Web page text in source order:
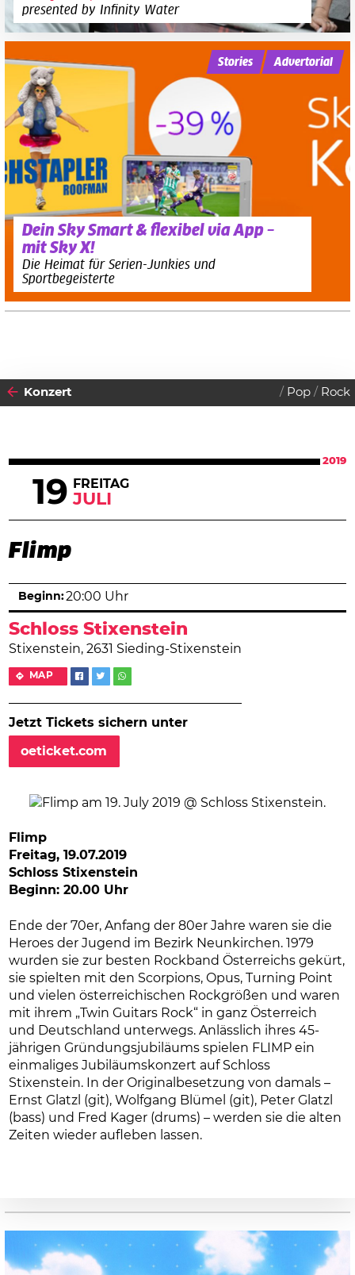
presented by Infinity Water
Dein Sky Smart & flexibel via App –
mit Sky X!
Die Heimat für Serien-Junkies und
Sportbegeisterte
Stories Advertorial
Konzert Pop Rock
2019
19 FREITAG
JULI
Flimp
Schloss Stixenstein
Stixenstein, 2631 Sieding-Stixenstein
MAP
Jetzt Tickets sichern unter
oeticket.com
Beginn:20:00 Uhr
Flimp
Freitag, 19.07.2019
Schloss Stixenstein
Beginn: 20.00 Uhr
Ende der 70er, Anfang der 80er Jahre waren sie die
Heroes der Jugend im Bezirk Neunkirchen. 1979
wurden sie zur besten Rockband Österreichs gekürt,
sie spielten mit den Scorpions, Opus, Turning Point
und vielen österreichischen Rockgrößen und waren
mit ihrem „Twin Guitars Rock“ in ganz Österreich
und Deutschland unterwegs. Anlässlich ihres 45-
jährigen Gründungsjubiläums spielen FLIMP ein
einmaliges Jubiläumskonzert auf Schloss
Stixenstein. In der Originalbesetzung von damals –
Ernst Glatzl (git), Wolfgang Blümel (git), Peter Glatzl
(bass) und Fred Kager (drums) – werden sie die alten
Zeiten wieder aufleben lassen.